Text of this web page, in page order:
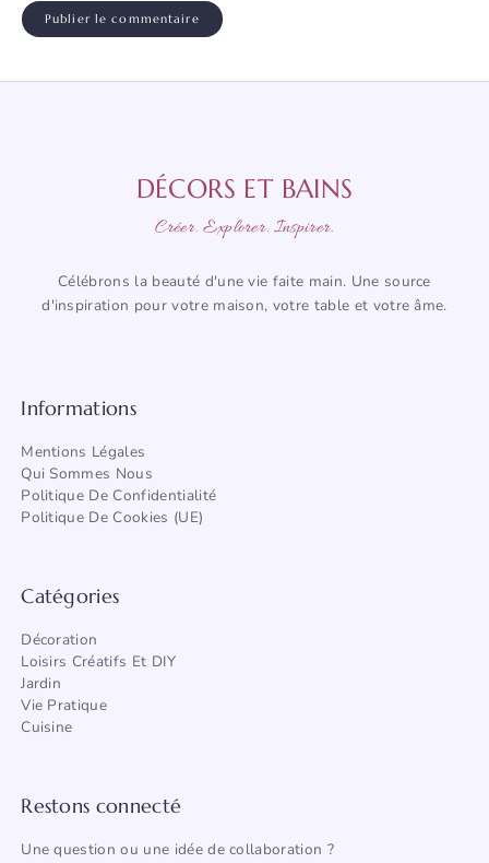
DÉCORS ET BAINS
Créer. Explorer. Inspirer.
Célébrons la beauté d'une vie faite main. Une source
d'inspiration pour votre maison, votre table et votre âme.
Informations
Mentions Légales
Qui Sommes Nous
Politique De Confidentialité
Politique De Cookies (UE)
Catégories
Décoration
Loisirs Créatifs Et DIY
Jardin
Vie Pratique
Cuisine
Restons connecté
Une question ou une idée de collaboration ?